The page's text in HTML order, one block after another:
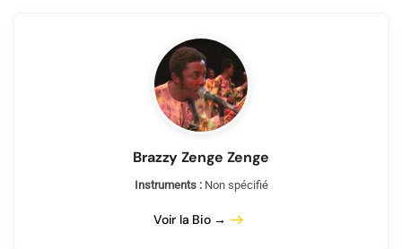
Brazzy Zenge Zenge
Instruments :Non spécifié
Voir la Bio →